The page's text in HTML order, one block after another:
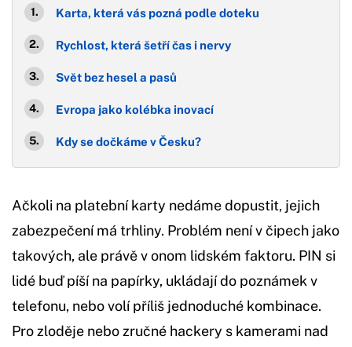
Karta, která vás pozná podle doteku
Rychlost, která šetří čas i nervy
Svět bez hesel a pasů
Evropa jako kolébka inovací
Kdy se dočkáme v Česku?
Ačkoli na platební karty nedáme dopustit, jejich
zabezpečení má trhliny. Problém není v čipech jako
takových, ale právě v onom lidském faktoru. PIN si
lidé buď píší na papírky, ukládají do poznámek v
telefonu, nebo volí příliš jednoduché kombinace.
Pro zloděje nebo zručné hackery s kamerami nad